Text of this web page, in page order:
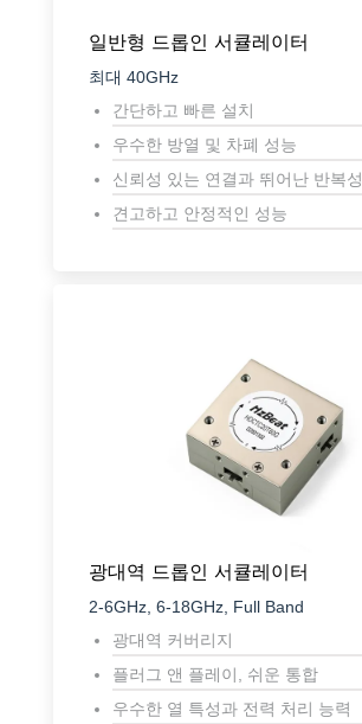
일반형 드롭인 서큘레이터
최대 40GHz
간단하고 빠른 설치
우수한 방열 및 차폐 성능
신뢰성 있는 연결과 뛰어난 반복성
견고하고 안정적인 성능
광대역 드롭인 서큘레이터
2-6GHz, 6-18GHz, Full Band
광대역 커버리지
플러그 앤 플레이, 쉬운 통합
우수한 열 특성과 전력 처리 능력